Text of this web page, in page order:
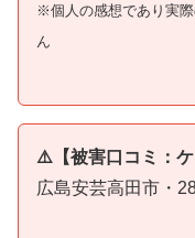
※個人の感想であり実
ん
⚠️【被害口コミ：ケ
広島安芸高田市・